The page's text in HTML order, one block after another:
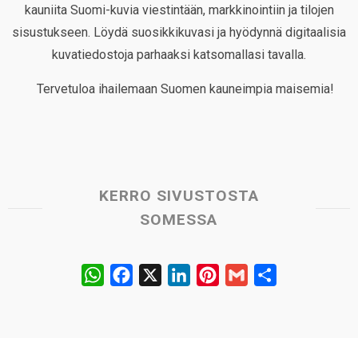
kauniita Suomi-kuvia viestintään, markkinointiin ja tilojen
sisustukseen. Löydä suosikkikuvasi ja hyödynnä digitaalisia
kuvatiedostoja parhaaksi katsomallasi tavalla.
Tervetuloa ihailemaan Suomen kauneimpia maisemia!
KERRO SIVUSTOSTA
SOMESSA
W